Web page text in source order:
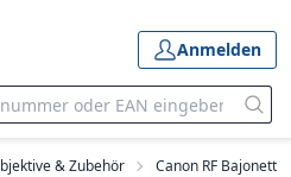
Anmelden
& Zubehör Canon RF Bajonett